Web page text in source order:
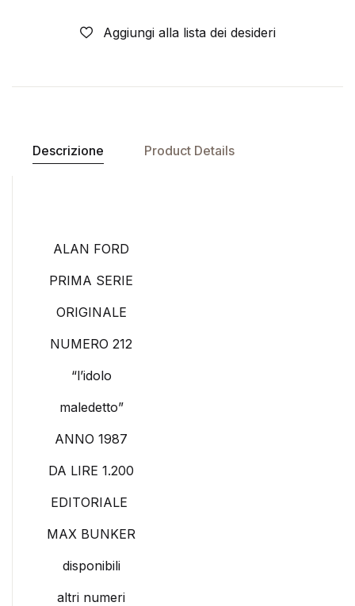
Aggiungi alla lista dei desideri
Descrizione Product Details
ALAN FORD
PRIMA SERIE
ORIGINALE
NUMERO 212
“l’idolo
maledetto”
ANNO 1987
DA LIRE 1.200
EDITORIALE
MAX BUNKER
disponibili
altri numeri